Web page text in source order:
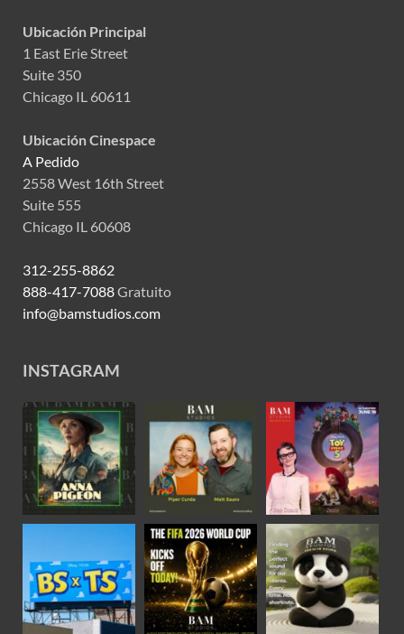
Ubicación Principal
1 East Erie Street
Suite 350
Chicago IL 60611
Ubicación Cinespace
A Pedido
2558 West 16th Street
Suite 555
Chicago IL 60608
312-255-8862
888-417-7088Gratuito
info@bamstudios.com
INSTAGRAM